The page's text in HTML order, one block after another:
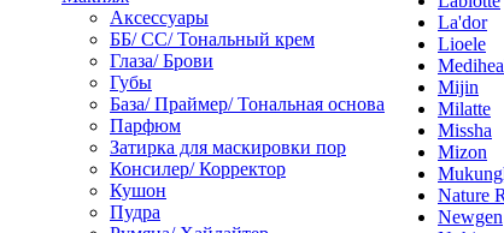
Аксессуары
ББ/ СС/ Тональный крем
Глаза/ Брови
Губы
База/ Праймер/ Тональная основа
Парфюм
Затирка для маскировки пор
Консилер/ Корректор
Кушон
Пудра
La'dor
Lioele
Mijin
Milatte
Missha
Mizon
Nature
Newgen